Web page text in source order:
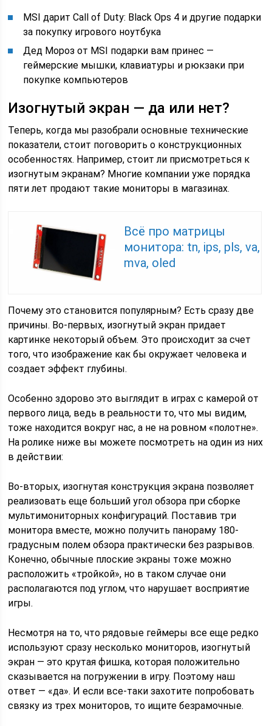
MSI дарит Call of Duty: Black Ops 4 и другие подарки
за покупку игрового ноутбука
Дед Мороз от MSI подарки вам принес —
геймерские мышки, клавиатуры и рюкзаки при
покупке компьютеров
Изогнутый экран — да или нет?
Теперь, когда мы разобрали основные технические
показатели, стоит поговорить о конструкционных
особенностях. Например, стоит ли присмотреться к
изогнутым экранам? Многие компании уже порядка
пяти лет продают такие мониторы в магазинах.
Всё про матрицы
монитора: tn, ips, pls, va,
mva, oled
Почему это становится популярным? Есть сразу две
причины. Во-первых, изогнутый экран придает
картинке некоторый объем. Это происходит за счет
того, что изображение как бы окружает человека и
создает эффект глубины.
Особенно здорово это выглядит в играх с камерой от
первого лица, ведь в реальности то, что мы видим,
тоже находится вокруг нас, а не на ровном «полотне».
На ролике ниже вы можете посмотреть на один из них
в действии:
Во-вторых, изогнутая конструкция экрана позволяет
реализовать еще больший угол обзора при сборке
мультимониторных конфигураций. Поставив три
монитора вместе, можно получить панораму 180-
градусным полем обзора практически без разрывов.
Конечно, обычные плоские экраны тоже можно
расположить «тройкой», но в таком случае они
располагаются под углом, что нарушает восприятие
игры.
Несмотря на то, что рядовые геймеры все еще редко
используют сразу несколько мониторов, изогнутый
экран — это крутая фишка, которая положительно
сказывается на погружении в игру. Поэтому наш
ответ — «да». И если все-таки захотите попробовать
связку из трех мониторов, то ищите безрамочные.